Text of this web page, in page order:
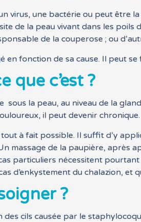
virus, une bactérie ou peut être
de la peau vivant dans les poils
de la couperose ; ou
fonction de sa cause. Il peut
que c’est ?
la peau, au niveau de la
il peut devenir chronique.
à fait possible. Il suffit d’y
massage de la paupière, après
particuliers nécessitent
d’enkystement du chalazion, et
?
cils causée par le